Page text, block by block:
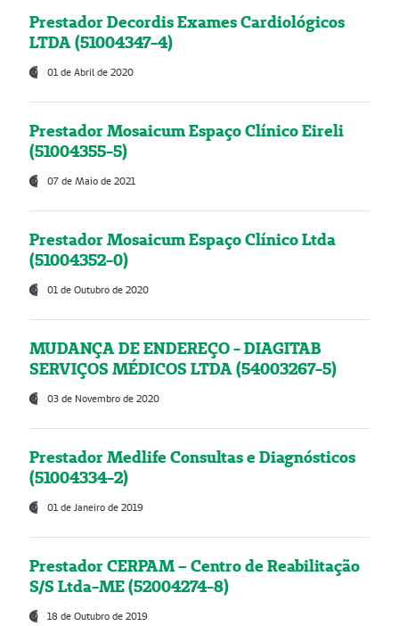
Prestador Decordis Exames Cardiológicos
LTDA (51004347-4)
01 de Abril de 2020
Prestador Mosaicum Espaço Clínico Eireli
(51004355-5)
07 de Maio de 2021
Prestador Mosaicum Espaço Clínico Ltda
(51004352-0)
01 de Outubro de 2020
MUDANÇA DE ENDEREÇO - DIAGITAB
SERVIÇOS MÉDICOS LTDA (54003267-5)
03 de Novembro de 2020
Prestador Medlife Consultas e Diagnósticos
(51004334-2)
01 de Janeiro de 2019
Prestador CERPAM – Centro de Reabilitação
S/S Ltda-ME (52004274-8)
18 de Outubro de 2019